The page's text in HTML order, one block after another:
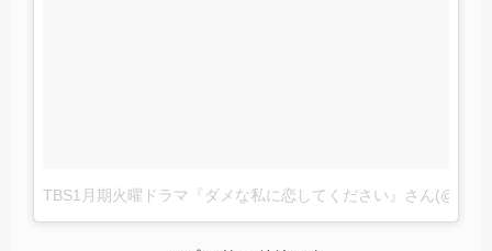
TBS1月期火曜ドラマ『ダメな私に恋してください』さん